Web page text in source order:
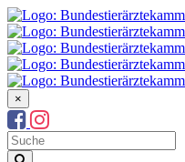
×
Suchbegriff